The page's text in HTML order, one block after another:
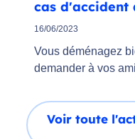
cas d'accident
16/06/2023
Vous déménagez
demander à vos
Voir toute